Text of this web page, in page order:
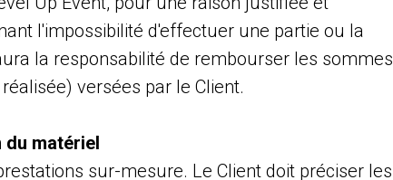
l'impossibilité d'effectuer une partie ou la
la responsabilité de rembourser les sommes
versées par le Client.
matériel
sur-mesure. Le Client doit préciser les